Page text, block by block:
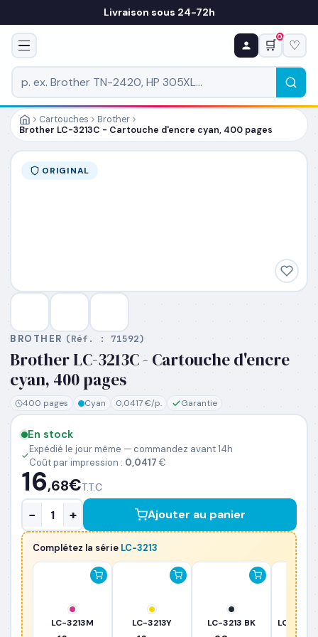
Livraison sous 24-72h
🛒
0
♡
Cartouches
Brother
Brother LC-3213C - Cartouche d'encre cyan, 400 pages
ORIGINAL
BROTHER (Réf. : 71592)
Brother LC-3213C - Cartouche d'encre
cyan, 400 pages
400 pages Cyan 0,0417 €/p. Garantie
En stock
Expédié le jour même — commandez avant 14h
Coût par impression : 0,0417€
16,68€T.T.C
− + Ajouter au panier
Complétez la série LC-3213
LC-3213M LC-3213Y LC-3213 BK LC-
Prévoyez & économisez
vous prépare un devis personnalisé
RÉFÉRENCE DU PRODUIT*
DATE DE PREMIÈRE LIVRAISON SOUHAITÉE
PRÉNOM*
NOM*
EMAIL PROFESSIONNEL*
TÉLÉPHONE
SOCIÉTÉ
PRÉCISEZ VOS BESOINS (OPTIONNEL)